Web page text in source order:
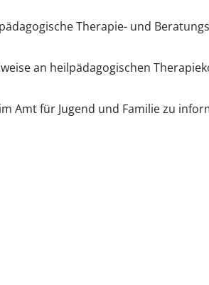
Therapie- und
an heilpädagogischen
Amt für Jugend und Familie zu